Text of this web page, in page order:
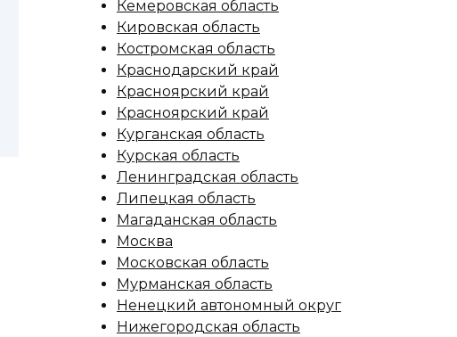
Кемеровская область
Кировская область
Костромская область
Краснодарский край
Красноярский край
Красноярский край
Курганская область
Курская область
Ленинградская область
Липецкая область
Магаданская область
Москва
Московская область
Мурманская область
Ненецкий автономный округ
Нижегородская область